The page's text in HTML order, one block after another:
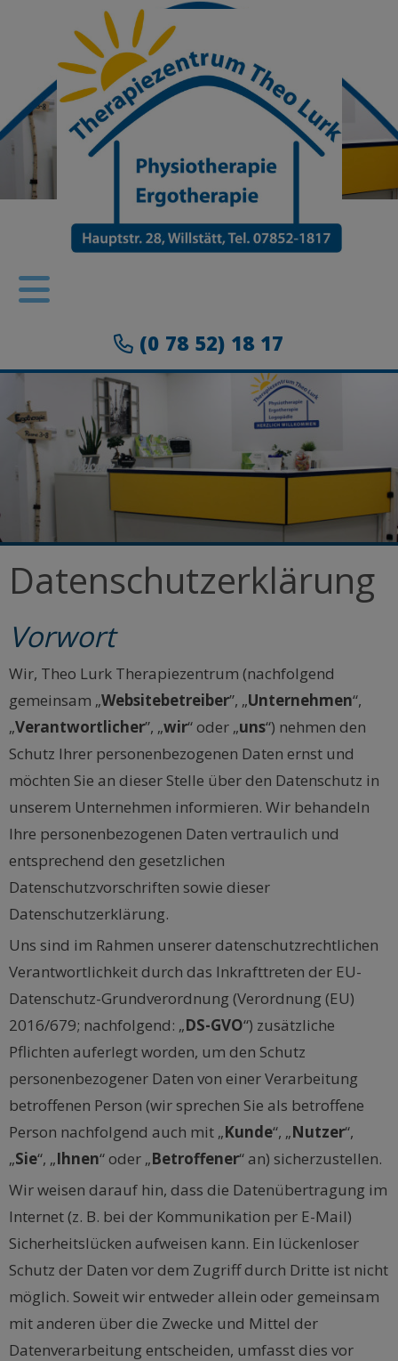
(0 78 52) 18 17
Datenschutzerklärung
Vorwort
Wir, Theo Lurk Therapiezentrum (nachfolgend
gemeinsam „Websitebetreiber”, „Unternehmen“,
„Verantwortlicher”, „wir“ oder „uns“) nehmen den
Schutz Ihrer personenbezogenen Daten ernst und
möchten Sie an dieser Stelle über den Datenschutz in
unserem Unternehmen informieren. Wir behandeln
Ihre personenbezogenen Daten vertraulich und
entsprechend den gesetzlichen
Datenschutzvorschriften sowie dieser
Datenschutzerklärung.
Uns sind im Rahmen unserer datenschutzrechtlichen
Verantwortlichkeit durch das Inkrafttreten der EU-
Datenschutz-Grundverordnung (Verordnung (EU)
2016/679; nachfolgend: „DS-GVO“) zusätzliche
Pflichten auferlegt worden, um den Schutz
personenbezogener Daten von einer Verarbeitung
betroffenen Person (wir sprechen Sie als betroffene
Person nachfolgend auch mit „Kunde“, „Nutzer“,
„Sie“, „Ihnen“ oder „Betroffener“ an) sicherzustellen.
Wir weisen darauf hin, dass die Datenübertragung im
Internet (z. B. bei der Kommunikation per E-Mail)
Sicherheitslücken aufweisen kann. Ein lückenloser
Schutz der Daten vor dem Zugriff durch Dritte ist nicht
möglich. Soweit wir entweder allein oder gemeinsam
mit anderen über die Zwecke und Mittel der
Datenverarbeitung entscheiden, umfasst dies vor